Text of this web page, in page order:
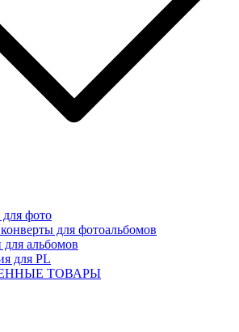
фото
для фотоальбомов
альбомов
для PL
ТОВАРЫ